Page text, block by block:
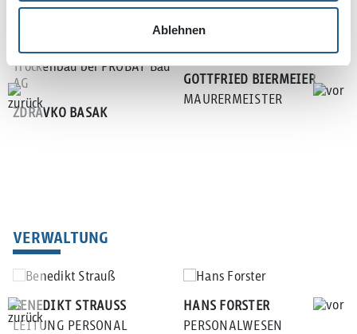
Ablehnen
POLIERE
ZDRAVKO BASAK
GOTTFRIED BIERMEIER
MAURERMEISTER
VERWALTUNG
BENEDIKT STRAUSS
LEITUNG PERSONAL
HANS FORSTER
PERSONALWESEN